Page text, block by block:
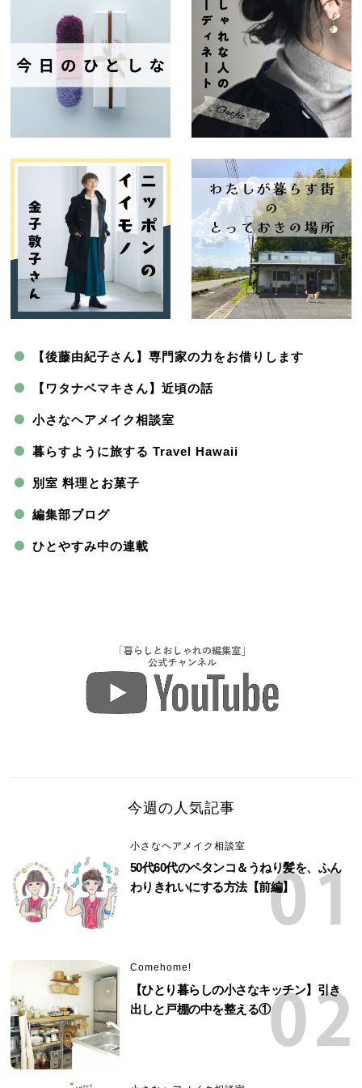
【後藤由紀子さん】専門家の力をお借りします
【ワタナベマキさん】近頃の話
小さなヘアメイク相談室
暮らすように旅する Travel Hawaii
別室 料理とお菓子
編集部ブログ
ひとやすみ中の連載
今週の人気記事
小さなヘアメイク相談室
50代60代のペタンコ＆うねり髪を、ふん
わりきれいにする方法【前編】
Comehome!
【ひとり暮らしの小さなキッチン】引き
出しと戸棚の中を整える①